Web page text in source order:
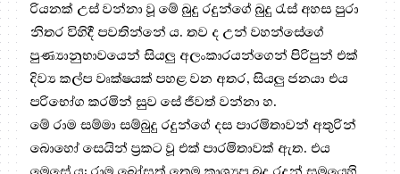
රියනක් උස් වන්නා වූ මේ බුදු රදුන්ගේ බුදු රැස් අහස පුරා
නිතර විහිදී පවතින්නේ ය. තව ද උන් වහන්සේගේ
පුණ්‍යානුභාවයෙන් සියලු අලංකාරයන්ගෙන් පිරිපුන් එක්
දිව්‍ය කල්ප වෘක්ෂයක් පහළ වන අතර, සියලු ජනයා එය
පරිභෝග කරමින් සුව සේ ජීවත් වන්නා හ.
මේ රාම සම්මා සම්බුදු රදුන්ගේ දස පාරමිතාවන් අතුරින්
බොහෝ සෙයින් ප්‍රකට වූ එක් පාරමිතාවක් ඇත. එය